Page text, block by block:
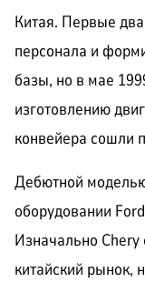
Китая. Первые
персонала и
базы, но в мае
изготовлению
конвейера сошли
Дебютной
оборудовании
Изначально Chery
китайский рынок,